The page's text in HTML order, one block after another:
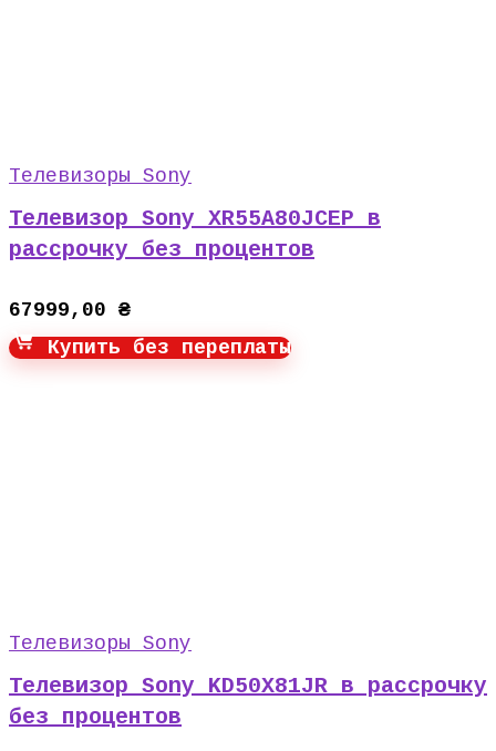
Телевизоры Sony
Телевизор Sony XR55A80JCEP в
рассрочку без процентов
67999,00 ₴
Купить без переплаты
Телевизоры Sony
Телевизор Sony KD50X81JR в рассрочку
без процентов